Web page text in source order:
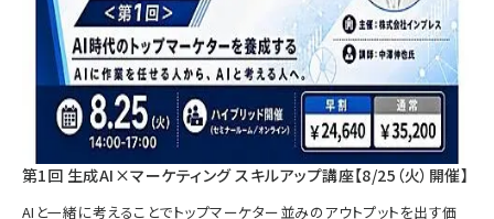
第1回 生成AI×マーケティング スキルアップ講座【8/25（火）開催】
AIと一緒に考えることでトップマーケター並みのアウトプットを出す価